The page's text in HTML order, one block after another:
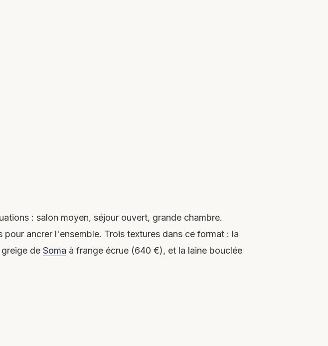
: salon moyen, séjour ouvert, grande chambre.
ancrer l'ensemble. Trois textures dans ce format : la
de Soma à frange écrue (640 €), et la laine bouclée